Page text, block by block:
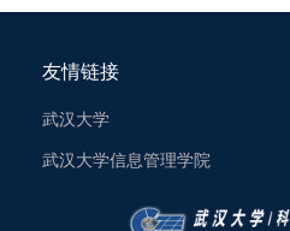
友情链接
武汉大学
武汉大学信息管理学院